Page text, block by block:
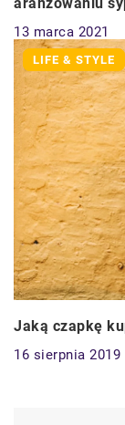
aranżowaniu
13 marca 2021
LIFE & STYLE
Jaką czapkę
16 sierpnia 2019